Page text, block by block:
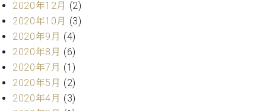
シ
ョ
ナ
ル
W.
ホ
フ
社
：
王
子
・
技
術
営
2020年12月 (2)
2020年10月 (3)
2020年9月 (4)
2020年8月 (6)
2020年7月 (1)
2020年5月 (2)
2020年4月 (3)